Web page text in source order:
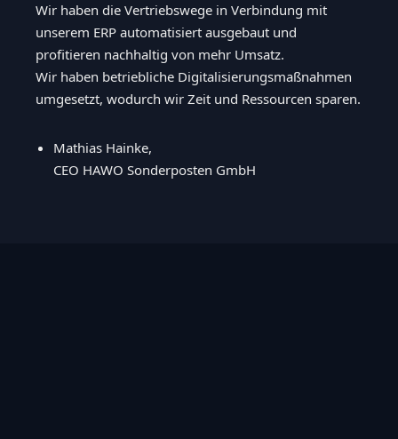
Wir haben die Vertriebswege in Verbindung mit
unserem ERP automatisiert ausgebaut und
profitieren nachhaltig von mehr Umsatz.
Wir haben betriebliche Digitalisierungsmaßnahmen
umgesetzt, wodurch wir Zeit und Ressourcen sparen.
Mathias Hainke,
CEO HAWO Sonderposten GmbH